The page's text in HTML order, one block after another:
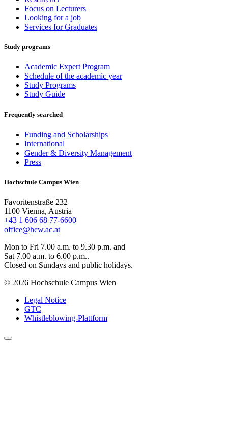
Focus on Lecturers
Looking for a job
Services for Graduates
Study programs
Academic Expert Program
Schedule of the academic year
Study Programs
Study Guide
Frequently searched
Funding and Scholarships
International
Gender & Diversity Management
Press
Hochschule Campus Wien
Favoritenstraße 232
1100 Vienna, Austria
+43 1 606 68 77-6600
office@hcw.ac.at
Mon to Fri 7.00 a.m. to 9.30 p.m. and
Sat 7.00 a.m. to 6.00 p.m..
Closed on Sundays and public holidays.
© 2026 Hochschule Campus Wien
Legal Notice
GTC
Whistleblowing-Plattform